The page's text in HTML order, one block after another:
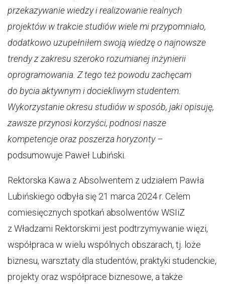
przekazywanie wiedzy i realizowanie realnych
projektów w trakcie studiów wiele mi przypomniało,
dodatkowo uzupełniłem swoją wiedzę o najnowsze
trendy z zakresu szeroko rozumianej inżynierii
oprogramowania. Z tego też powodu zachęcam
do bycia aktywnym i dociekliwym studentem.
Wykorzystanie okresu studiów w sposób, jaki opisuję,
zawsze przynosi korzyści, podnosi nasze
kompetencje oraz poszerza horyzonty–
podsumowuje Paweł Lubiński.
Rektorska Kawa z Absolwentem z udziałem Pawła
Lubińskiego odbyła się 21 marca 2024 r. Celem
comiesięcznych spotkań absolwentów WSIiZ
z Władzami Rektorskimi jest podtrzymywanie więzi,
współpraca w wielu wspólnych obszarach, tj. loże
biznesu, warsztaty dla studentów, praktyki studenckie,
projekty oraz współprace biznesowe, a także